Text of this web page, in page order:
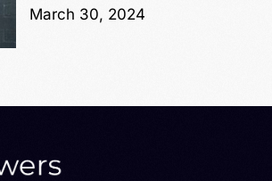
March 30, 2024